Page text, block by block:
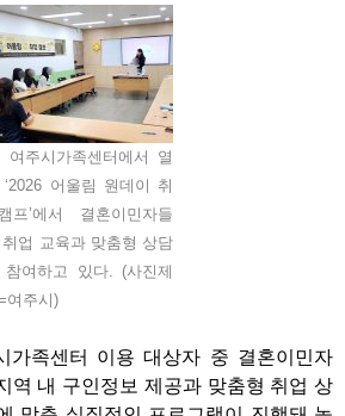
주시가족센터에서 열
‘2026 어울림 원데이 취
프’에서 결혼이민자들
취업 교육과 맞춤형 상담
참여하고 있다. (사진제
여주시)
가족센터 이용 대상자 중 결혼이민자
역 내 구인정보 제공과 맞춤형 취업 상